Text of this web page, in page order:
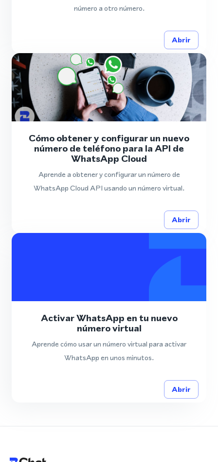
número a otro número.
Abrir
Cómo obtener y configurar un nuevo
número de teléfono para la API de
WhatsApp Cloud
Aprende a obtener y configurar un número de
WhatsApp Cloud API usando un número virtual.
Abrir
Activar WhatsApp en tu nuevo
número virtual
Aprende cómo usar un número virtual para activar
WhatsApp en unos minutos.
Abrir